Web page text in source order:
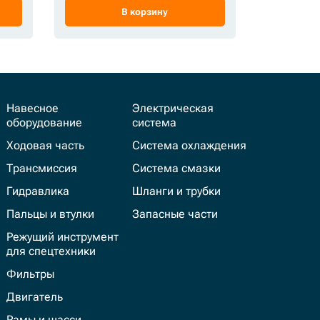
В корзину
Навесное
оборудование
Ходовая часть
Трансмиссия
Гидравлика
Пальцы и втулки
Режущий инструмент
для спецтехники
Фильтры
Двигатель
Электрическая
система
Система охлаждения
Система смазки
Шланги и трубки
Запасные части